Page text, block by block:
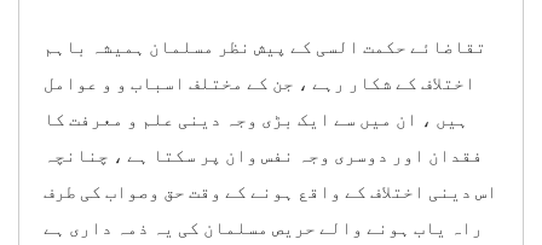
تقاضائے حکمت السی کے پیش نظر مسلمان ہمیشہ باہم
اختلاف کے شکار رہے ، جن کے مختلف اسباب و و عوامل
ہیں ، ان میں سے ایک بڑی وجہ دینی علم و معرفت کا
فقدان اور دوسری وجہ نفس وان پر سکتا ہے ، چنانچہ
اس دینی اختلاف کے واقع ہونے کے وقت حق وصواب کی طرف
راہ یاب ہونے والے حریص مسلمان کی یہ ذمہ داری ہے